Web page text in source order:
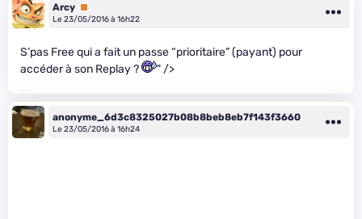
Arcy Premium
Le 23/05/2016 à 16h22
S’pas Free qui a fait un passe “prioritaire” (payant) pour
accéder à son Replay ?
" />
anonyme_6d3c8325027b08b8beb8eb7f143f3660
Le 23/05/2016 à 16h24